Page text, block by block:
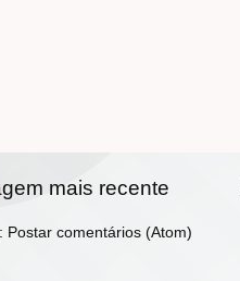
mais recente
Postar comentários (Atom)